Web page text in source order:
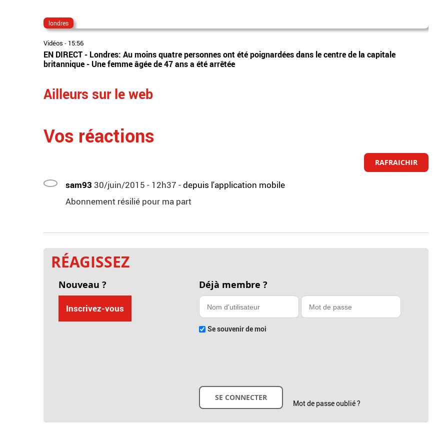
londres
Vidéos - 15:56
EN DIRECT - Londres: Au moins quatre personnes ont été poignardées dans le centre de la capitale
britannique - Une femme âgée de 47 ans a été arrêtée
Ailleurs sur le web
Vos réactions
RAFRAICHIR
sam93 30/juin/2015 - 12h37 -depuis l'application mobile
Abonnement résilié pour ma part
RÉAGISSEZ
Nouveau ?
Inscrivez-vous
Déjà membre ?
Se souvenir de moi
Mot de passe oublié ?